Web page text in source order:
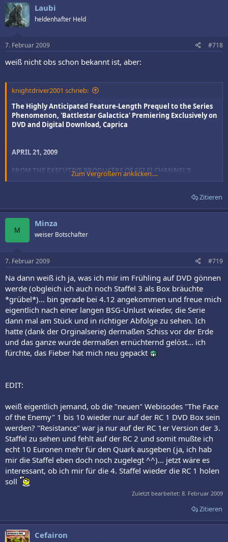
Laubi
heldenhafter Held
7. Februar 2009 #718
weiß nicht obs schon bekannt ist, aber:
knightdriver2001 schrieb:
The Highly Anticipated Feature-Length Prequel to the Series
Phenomenon, 'Battlestar Galactica' Premiering Exclusively on
DVD and Digital Download, Caprica
APRIL 21, 2009
FROM THE EXECUTIVE PRODUCERS OF SCI FI CHANNEL'S
'BATTLESTAR GALACTICA' RONALD D. MOORE AND DAVID EICK
UNIVERSAL CITY, Calif., Feb. 5 /PRNewswire/ --Caprica,the highly
anticipated prequel to "Battlestar Galactica," will enjoy its world
premiere exclusively on DVD on April 21, 2009 from Universal
Studios Home Entertainment. In a groundbreaking move sure to
delight fans of the long-running television phenomenon, the
uncut and unrated version before the series' broadcast premiere on
D. Mooreand David Eick("Battlestar Galactica") and Remi Aubuchon
("24"). Exclusive bonus features that take viewers behind the scenes
of the creation ofCapricamake this DVD a landmark event for any
fan of "Battlestar Galactica." The film will also be available at selected
online destinations for digital download transactions.
As "Battlestar Galactica" wraps its gripping final season on SCI FI on
March 20, 2009, Caprica begins a brand new epic saga that continues
the franchise's commitment to thought-provoking storytelling and
grappling with new science and technologies and the issues they
create. The serieswill star Golden Globe nominee Eric Stoltz (
("Deadwood" "ER") and Golden Globe(R)nominee Polly Walker
("Cane," "Rome") in a story laced with passion, intrigue and family
conflict.
"We are thrilled to take the groundbreaking step of offering the
world-premiere of theCapricafeature-length extended pilot episode
on DVD prior to the new series' television debut," said Hilary
Hoffman, Senior Vice President, Brand and Digital Marketing for
Universal Studios Home Entertainment. "This innovative
distribution model will serve to satisfy 'Battlestar Galactica' fans'
"Ever since fans first caught wind of the 'Battlestar Galactica'
prequelCaprica,they have been eagerly following its
Zum Vergrößern anklicken....
Zitieren
M
Minza
weiser Botschafter
7. Februar 2009 #719
Na dann weiß ich ja, was ich mir im Frühling auf DVD gönnen
werde (obgleich ich auch noch Staffel 3 als Box bräuchte
*grübel*)... bin gerade bei 4.12 angekommen und freue mich
eigentlich nach einer langen BSG-Unlust wieder, die Serie
dann mal am Stück und in richtiger Abfolge zu sehen. Ich
hatte (dank der Orginalserie) dermaßen Schiss vor der Erde
und das ganze wurde dermaßen ernüchternd gelöst... ich
fürchte, das Fieber hat mich neu gepackt
EDIT:
weiß eigentlich jemand, ob die "neuen" Webisodes "The Face
of the Enemy" 1 bis 10 wieder nur auf der RC 1 DVD Box sein
werden? "Resistance" war ja nur auf der RC 1er Version der 3.
Staffel zu sehen und fehlt auf der RC 2 und somit mußte ich
echt 10 Euronen mehr für den Quark ausgeben (ja, ich hab
mir die Staffel eben doch noch zugelegt ^^)... jetzt wäre es
interessant, ob ich mir für die 4. Staffel wieder die RC 1 holen
soll
Zuletzt bearbeitet: 8. Februar 2009
Zitieren
Cefairon